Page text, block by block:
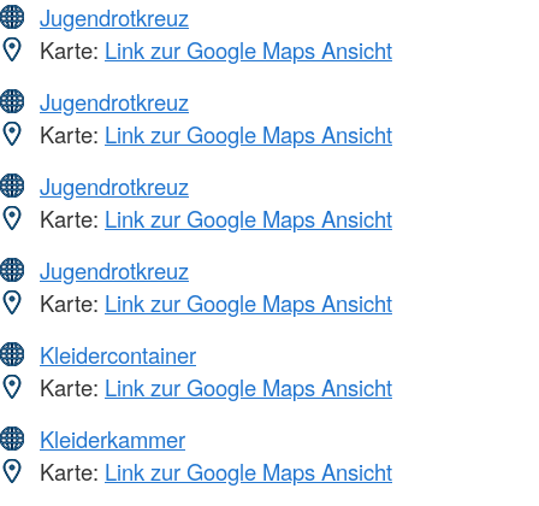
Jugendrotkreuz
Karte: Link zur Google Maps Ansicht
Jugendrotkreuz
Karte: Link zur Google Maps Ansicht
Jugendrotkreuz
Karte: Link zur Google Maps Ansicht
Jugendrotkreuz
Karte: Link zur Google Maps Ansicht
Kleidercontainer
Karte: Link zur Google Maps Ansicht
Kleiderkammer
Karte: Link zur Google Maps Ansicht